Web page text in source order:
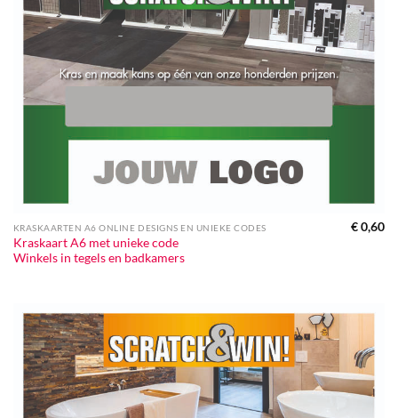
KRASKAARTEN A6 ONLINE DESIGNS EN UNIEKE CODES
Kraskaart A6 met unieke code
Winkels in tegels en badkamers
€0,60